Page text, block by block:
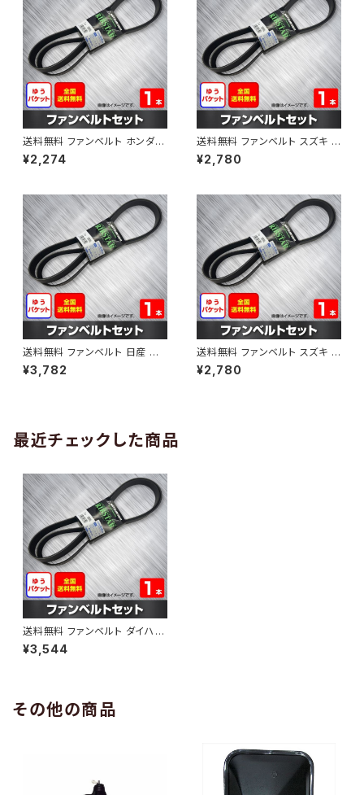
送料無料 ファンベルト ホンダ フ
ィット 型式GE6 H19.10～H25.
09 （国内トップメーカー） 1本 H
¥2,274
送料無料 ファンベルト スズキ ス
ペーシア 型式MK32S H25.03
～H30.02 （国内トップメーカ
¥2,780
送料無料 ファンベルト 日産 キ
ューブ 型式Z12 H20.11～H24.
10 （国内トップメーカー） 1本 H
¥3,782
送料無料 ファンベルト スズキ ワ
ゴンR 型式MH34S H24.09～
H29.02 （国内トップメーカー）
¥2,780
最近チェックした商品
送料無料 ファンベルト ダイハツ
ブーン 型式M601S H22.02～
H24.06 （国内トップメーカー）
¥3,544
その他の商品